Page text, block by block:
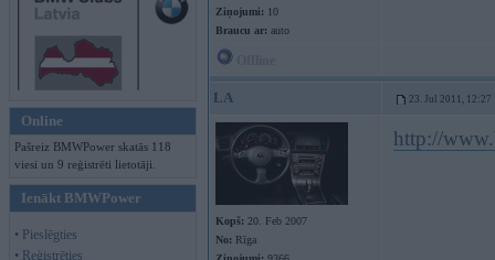
Online
Pašreiz BMWPower skatās 118
viesi un 9 reģistrēti lietotāji.
Ienākt BMWPower
• Pieslēgties
• Reģistrēties
Ziņojumi: 10
Braucu ar: auto
LA 23. Jul 2011, 12:27
Kopš: 20. Feb 2007
No: Rīga
http://